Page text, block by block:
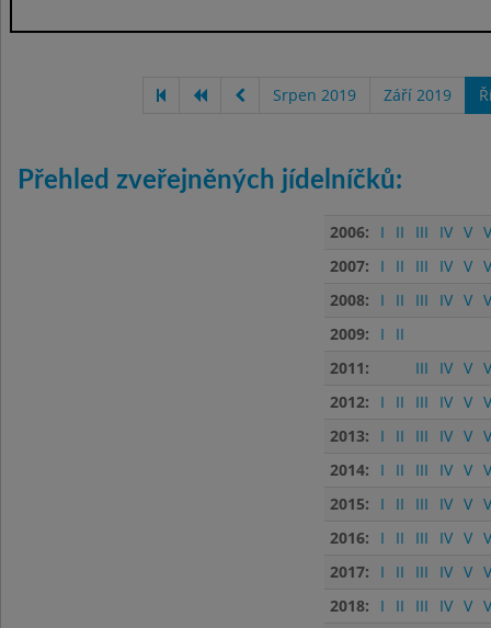
Srpen 2019 Září 2019
Přehled zveřejněných jídelníčků:
2006: I II III IV V
2007:
I II III IV V
2008:
I II III IV V
2009:
I
II
2011:
III IV V
2012:
I II III IV V
2013:
I II III IV V
2014:
I II III IV V
2015:
I II III IV V
2016:
I II III IV V
2017:
I II III IV V
2018:
I II III IV V